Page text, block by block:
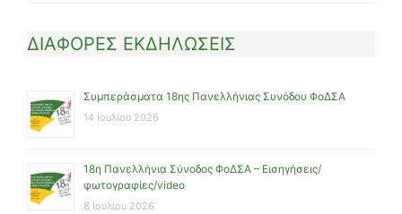
ΔΙΑΦΟΡΕΣ ΕΚΔΗΛΩΣΕΙΣ
Συμπεράσματα 18ης Πανελλήνιας Συνόδου ΦοΔΣΑ
14 Ιουλίου 2026
18η Πανελλήνια Σύνοδος ΦοΔΣΑ – Εισηγήσεις/
φωτογραφίες/video
8 Ιουλίου 2026